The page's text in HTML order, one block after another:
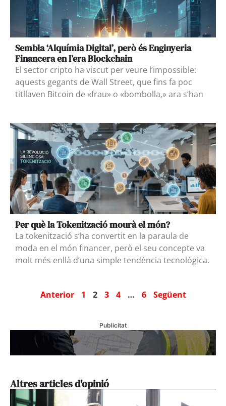
Sembla ‘Alquímia Digital’, però és Enginyeria
Financera en l’era Blockchain
El sector cripto ha viscut per veure l’impossible:
aquests gegants de Wall Street, que fins fa poc
titllaven Bitcoin de «frau» o «bombolla,» ara s’han
Per què la Tokenització mourà el món?
La tokenització s’ha convertit en la paraula de
moda en el món financer, però el seu concepte va
molt més enllà d’una simple tendència tecnològica.
Anterior 1 2 3 4 … 6 Següent
Publicitat
Altres articles d'opinió